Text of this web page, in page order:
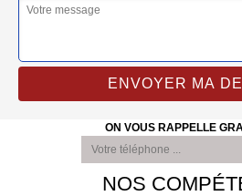
ON VOUS RAPPELLE
NOS